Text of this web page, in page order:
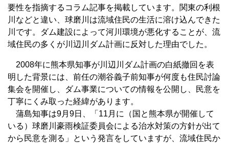
要性を指摘するコラム記事を掲載しています。関東の利根
川などと違い、球磨川は流域住民の生活に溶け込んできた
川です。ダム建設によって河川環境が悪化することが、流
域住民の多くが川辺川ダム計画に反対した理由でした。
2008年に熊本県知事が川辺川ダム計画の白紙撤回を表
明した背景には、前任の潮谷義子前知事が何度も住民討論
集会を開催し、ダム事業についての情報を公開し、民意を
丁寧にくみ取った経緯があります。
蒲島知事は9月9日、「11月に（国と熊本県が開催して
いる）球磨川豪雨検証委員会による治水対策の方針が出て
から民意を測る」という発言をしていますが、流域住民か